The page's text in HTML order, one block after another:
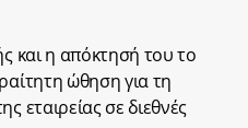
και η απόκτησή του το
ώθηση για τη
εταιρείας σε διεθνές